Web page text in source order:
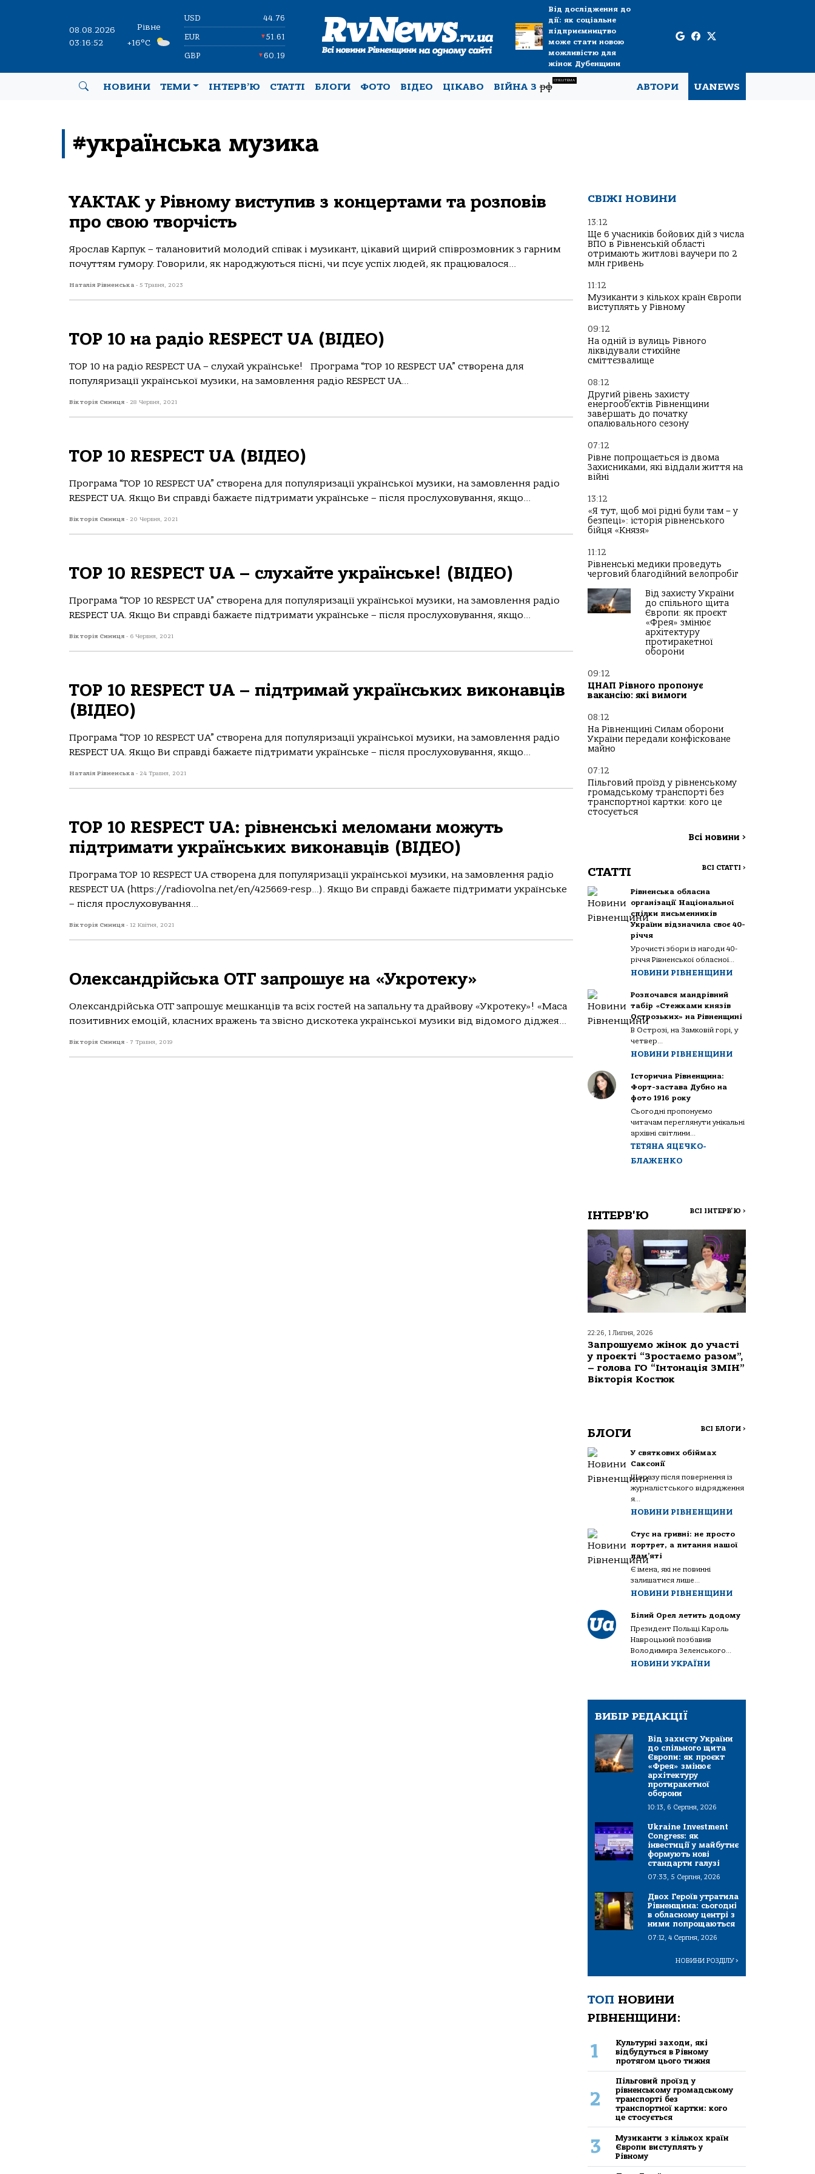
08.08.2026
03:16:53
Рівне
+16°C
USD 44.76
EUR ▼51.61
GBP ▼60.19
Від дослідження до
дії: як соціальне
підприємництво
може стати новою
можливістю для
жінок Дубенщини
НОВИНИ ТЕМИ ІНТЕРВ’Ю СТАТТІ БЛОГИ ФОТО ВІДЕО ЦІКАВО ВІЙНА Зрф
СПЕЦТЕМА
АВТОРИ UANEWS
#українська музика
YAKTAK у Рівному виступив з концертами та розповів
про свою творчість
Ярослав Карпук – талановитий молодий співак і музикант, цікавий щирий співрозмовник з гарним
почуттям гумору. Говорили, як народжуються пісні, чи псує успіх людей, як працювалося...
Наталія Рівненська - 5 Травня, 2023
TOP 10 на радіо RESPECT UA (ВІДЕО)
TOP 10 на радіо RESPECT UA – слухай українське! Програма “TOP 10 RESPECT UA” створена для
популяризації української музики, на замовлення радіо RESPECT UA...
Вікторія Синиця - 28 Червня, 2021
TOP 10 RESPECT UA (ВІДЕО)
Програма “TOP 10 RESPECT UA” створена для популяризації української музики, на замовлення радіо
RESPECT UA. Якщо Ви справді бажаєте підтримати українське – після прослуховування, якщо...
Вікторія Синиця - 20 Червня, 2021
TOP 10 RESPECT UA – слухайте українське! (ВІДЕО)
Програма “TOP 10 RESPECT UA” створена для популяризації української музики, на замовлення радіо
RESPECT UA. Якщо Ви справді бажаєте підтримати українське – після прослуховування, якщо...
Вікторія Синиця - 6 Червня, 2021
TOP 10 RESPECT UA – підтримай українських виконавців
(ВІДЕО)
Програма “TOP 10 RESPECT UA” створена для популяризації української музики, на замовлення радіо
RESPECT UA. Якщо Ви справді бажаєте підтримати українське – після прослуховування, якщо...
Наталія Рівненська - 24 Травня, 2021
TOP 10 RESPECT UA: рівненські меломани можуть
підтримати українських виконавців (ВІДЕО)
Програма TOP 10 RESPECT UA створена для популяризації української музики, на замовлення радіо
RESPECT UA (https://radiovolna.net/en/425669-resp…​). Якщо Ви справді бажаєте підтримати українське
– після прослуховування...
Вікторія Синиця - 12 Квітня, 2021
Олександрійська ОТГ запрошує на «Укротеку»
Олександрійська ОТГ запрошує мешканців та всіх гостей на запальну та драйвову «Укротеку»! «Маса
позитивних емоцій, класних вражень та звісно дискотека української музики від відомого діджея...
Вікторія Синиця - 7 Травня, 2019
СВІЖІ НОВИНИ
13:12
Ще 6 учасників бойових дій з числа
ВПО в Рівненській області
отримають житлові ваучери по 2
млн гривень
11:12
Музиканти з кількох країн Європи
виступлять у Рівному
09:12
На одній із вулиць Рівного
ліквідували стихійне
сміттєзвалище
08:12
Другий рівень захисту
енергооб’єктів Рівненщини
завершать до початку
опалювального сезону
07:12
Рівне попрощається із двома
Захисниками, які віддали життя на
війні
13:12
«Я тут, щоб мої рідні були там – у
безпеці»: історія рівненського
бійця «Князя»
11:12
Рівненські медики проведуть
черговий благодійний велопробіг
Від захисту України
до спільного щита
Європи: як проєкт
«Фрея» змінює
архітектуру
протиракетної
оборони
09:12
ЦНАП Рівного пропонує
вакансію: які вимоги
08:12
На Рівненщині Силам оборони
України передали конфісковане
майно
07:12
Пільговий проїзд у рівненському
громадському транспорті без
транспортної картки: кого це
стосується
Всі новини >
СТАТТІ ВСІ СТАТТІ >
Рівненська обласна
організації Національної
спілки письменників
України відзначила своє 40-
річчя
Урочисті збори із нагоди 40-
річчя Рівненської обласної...
НОВИНИ РІВНЕНЩИНИ
Розпочався мандрівний
табір «Стежками князів
Острозьких» на Рівненщині
В Острозі, на Замковій горі, у
четвер...
НОВИНИ РІВНЕНЩИНИ
Історична Рівненщина:
Форт-застава Дубно на
фото 1916 року
Сьогодні пропонуємо
читачам переглянути унікальні
архівні світлини...
ТЕТЯНА ЯЦЕЧКО-
БЛАЖЕНКО
ІНТЕРВ'Ю ВСІ ІНТЕРВ'Ю >
22:26, 1 Липня, 2026
Запрошуємо жінок до участі
у проєкті “Зростаємо разом”,
– голова ГО “Інтонація ЗМІН”
Вікторія Костюк
БЛОГИ ВСІ БЛОГИ >
У святкових обіймах
Саксонії
Щоразу після повернення із
журналістського відрядження
я...
НОВИНИ РІВНЕНЩИНИ
Стус на гривні: не просто
портрет, а питання нашої
пам’яті
Є імена, які не повинні
залишатися лише...
НОВИНИ РІВНЕНЩИНИ
Білий Орел летить додому
Президент Польщі Кароль
Навроцький позбавив
Володимира Зеленського...
НОВИНИ УКРАЇНИ
ВИБІР РЕДАКЦІЇ
Від захисту України
до спільного щита
Європи: як проєкт
«Фрея» змінює
архітектуру
протиракетної
оборони
10:13, 6 Серпня, 2026
Ukraine Investment
Congress: як
інвестиції у майбутнє
формують нові
стандарти галузі
07:33, 5 Серпня, 2026
Двох Героїв утратила
Рівненщина: сьогодні
в обласному центрі з
ними попрощаються
07:12, 4 Серпня, 2026
НОВИНИ РОЗДІЛУ>
ТОП НОВИНИ
РІВНЕНЩИНИ:
1
Культурні заходи, які
відбудуться в Рівному
протягом цього тижня
2
Пільговий проїзд у
рівненському громадському
транспорті без
транспортної картки: кого
це стосується
3
Музиканти з кількох країн
Європи виступлять у
Рівному